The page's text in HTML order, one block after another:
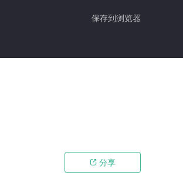
保存到浏览器
 分享